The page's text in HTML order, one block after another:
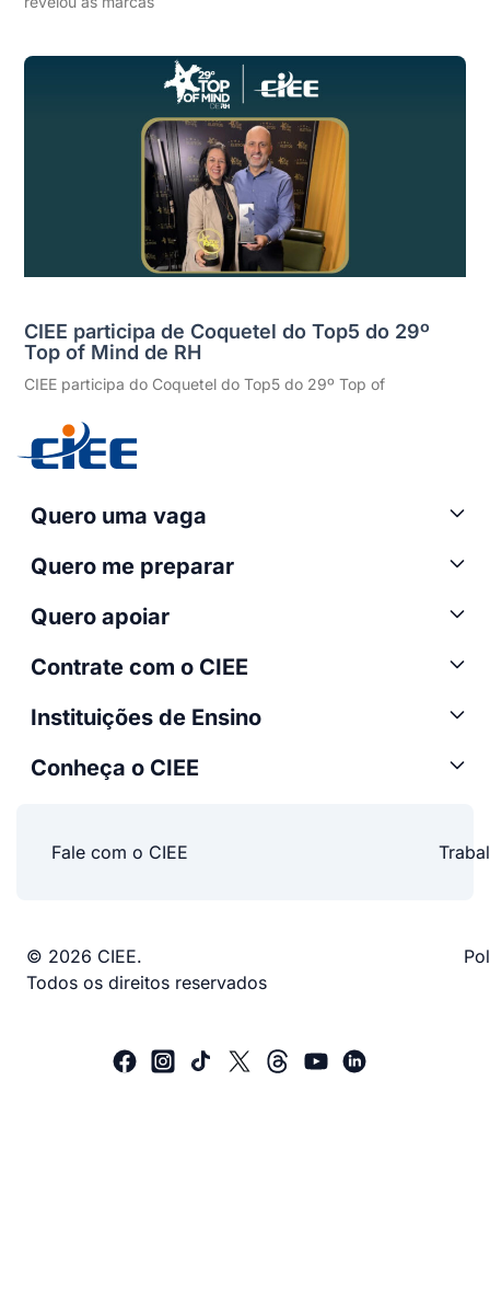
CIEE participa de Coquetel do Top5 do 29º
Top of Mind de RH
CIEE participa do Coquetel do Top5 do 29º Top of
Quero uma vaga
Quero me preparar
Quero apoiar
Contrate com o CIEE
Instituições de Ensino
Conheça o CIEE
Fale com o CIEE
© 2026 CIEE.
Todos os direitos reservados